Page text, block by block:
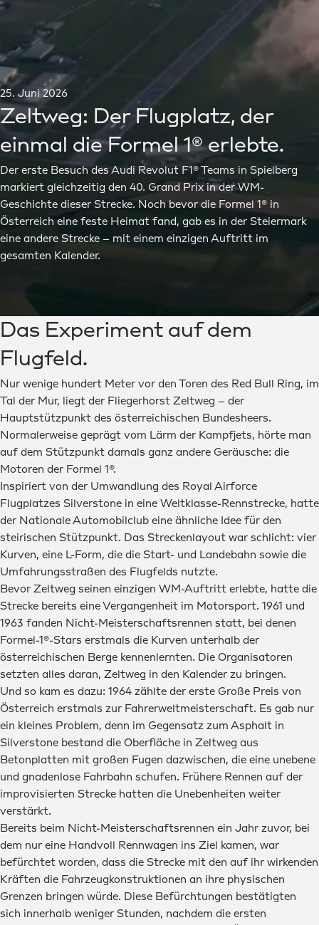
25. Juni 2026
Zeltweg: Der Flugplatz, der
einmal die Formel 1® erlebte.
Der erste Besuch des Audi Revolut F1® Teams in Spielberg
markiert gleichzeitig den 40. Grand Prix in der WM-
Geschichte dieser Strecke. Noch bevor die Formel 1® in
Österreich eine feste Heimat fand, gab es in der Steiermark
eine andere Strecke – mit einem einzigen Auftritt im
gesamten Kalender.
Das Experiment auf dem
Flugfeld.
Nur wenige hundert Meter vor den Toren des Red Bull Ring, im
Tal der Mur, liegt der Fliegerhorst Zeltweg – der
Hauptstützpunkt des österreichischen Bundesheers.
Normalerweise geprägt vom Lärm der Kampfjets, hörte man
auf dem Stützpunkt damals ganz andere Geräusche: die
Motoren der Formel 1®.
Inspiriert von der Umwandlung des Royal Airforce
Flugplatzes Silverstone in eine Weltklasse-Rennstrecke, hatte
der Nationale Automobilclub eine ähnliche Idee für den
steirischen Stützpunkt. Das Streckenlayout war schlicht: vier
Kurven, eine L-Form, die die Start- und Landebahn sowie die
Umfahrungsstraßen des Flugfelds nutzte.
Bevor Zeltweg seinen einzigen WM-Auftritt erlebte, hatte die
Strecke bereits eine Vergangenheit im Motorsport. 1961 und
1963 fanden Nicht-Meisterschaftsrennen statt, bei denen
Formel-1®-Stars erstmals die Kurven unterhalb der
österreichischen Berge kennenlernten. Die Organisatoren
setzten alles daran, Zeltweg in den Kalender zu bringen.
Und so kam es dazu: 1964 zählte der erste Große Preis von
Österreich erstmals zur Fahrerweltmeisterschaft. Es gab nur
ein kleines Problem, denn im Gegensatz zum Asphalt in
Silverstone bestand die Oberfläche in Zeltweg aus
Betonplatten mit großen Fugen dazwischen, die eine unebene
und gnadenlose Fahrbahn schufen. Frühere Rennen auf der
improvisierten Strecke hatten die Unebenheiten weiter
verstärkt.
Bereits beim Nicht-Meisterschaftsrennen ein Jahr zuvor, bei
dem nur eine Handvoll Rennwagen ins Ziel kamen, war
befürchtet worden, dass die Strecke mit den auf ihr wirkenden
Kräften die Fahrzeugkonstruktionen an ihre physischen
Grenzen bringen würde. Diese Befürchtungen bestätigten
sich innerhalb weniger Stunden, nachdem die ersten